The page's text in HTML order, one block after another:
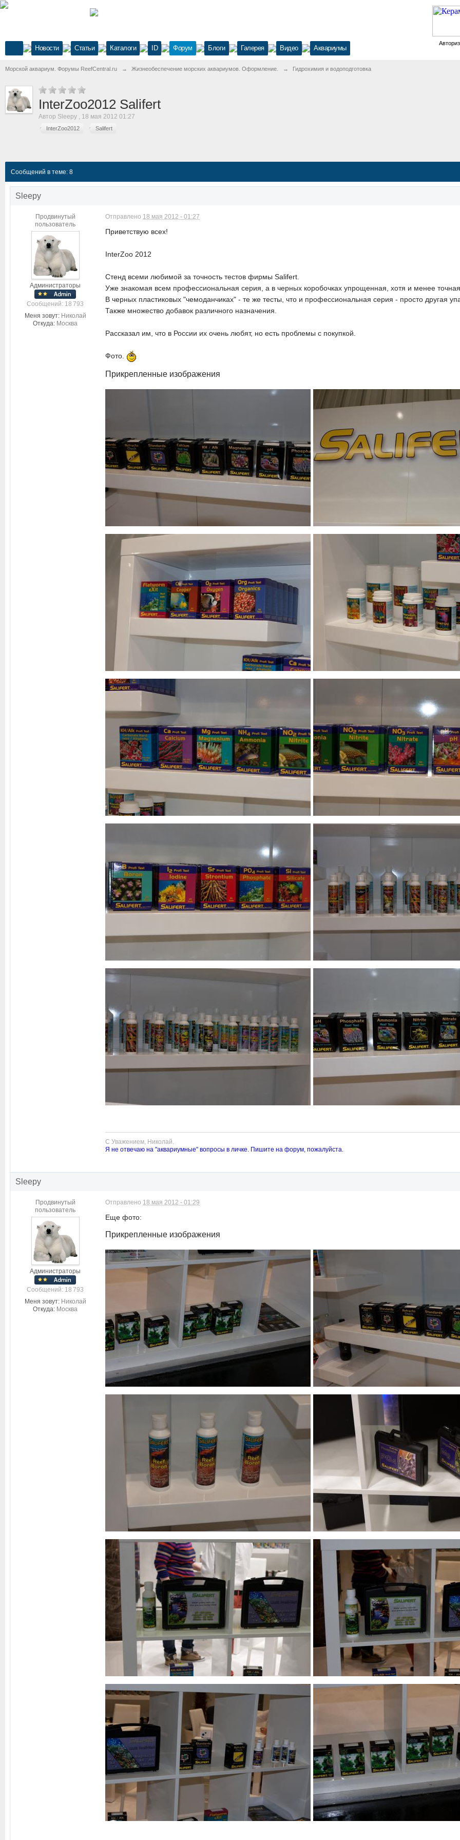
Новости Статьи Каталоги ID Форум Блоги Галерея Видео Аквариумы
Морской аквариум. Форумы ReefCentral.ru → Жизнеобеспечение морских аквариумов. Оформление. → Гидрохимия и водоподготовка
InterZoo2012 Salifert
Автор Sleepy , 18 мая 2012 01:27
InterZoo2012 Salifert
Сообщений в теме: 8
Sleepy
Продвинутый
пользователь
Администраторы
Cообщений: 18 793
Меня зовут: Николай
Откуда: Москва
Отправлено 18 мая 2012 - 01:27
Приветствую всех!
InterZoo 2012
Стенд всеми любимой за точность тестов фирмы Salifert.
Уже знакомая всем профессиональная серия, а в черных коробочках упрощенная, хотя и менее
В черных пластиковых "чемоданчиках" - те же тесты, что и профессиональная серия - просто другая
Также множество добавок различного назначения.
Рассказал им, что в России их очень любят, но есть проблемы с покупкой.
Фото.
Прикрепленные изображения
С Уважением, Николай.
Я не отвечаю на "аквариумные" вопросы в личке. Пишите на форум, пожалуйста.
Sleepy
Продвинутый
пользователь
Администраторы
Cообщений: 18 793
Меня зовут: Николай
Откуда: Москва
Отправлено 18 мая 2012 - 01:29
Еще фото:
Прикрепленные изображения